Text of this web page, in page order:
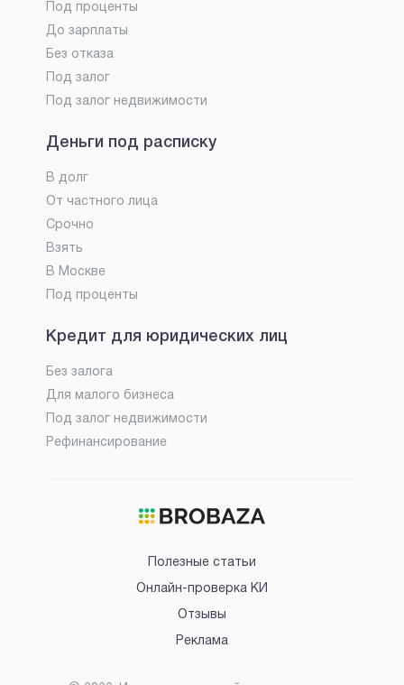
Под проценты
До зарплаты
Без отказа
Под залог
Под залог недвижимости
Деньги под расписку
В долг
От частного лица
Срочно
Взять
В Москве
Под проценты
Кредит для юридических лиц
Без залога
Для малого бизнеса
Под залог недвижимости
Рефинансирование
Полезные статьи
Онлайн-проверка КИ
Отзывы
Реклама